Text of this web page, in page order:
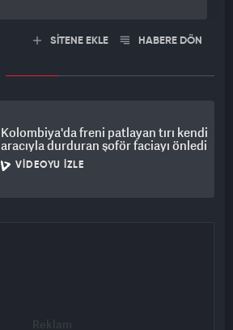
SİTENE EKLE HABERE DÖN
Kolombiya'da freni patlayan tırı kendi
aracıyla durduran şoför faciayı önledi
VIDEOYU İZLE